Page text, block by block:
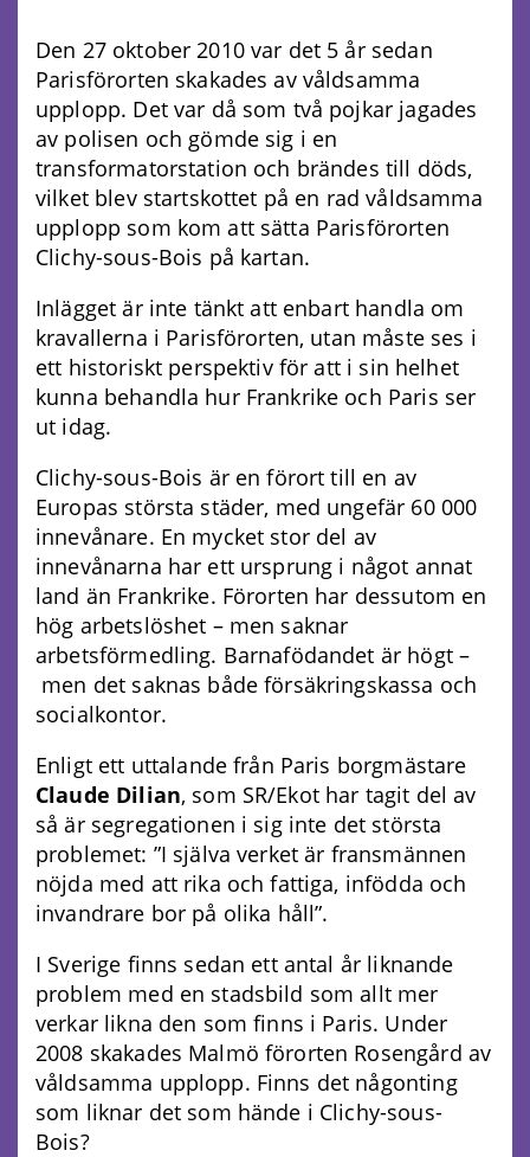
Den 27 oktober 2010 var det 5 år sedan
Parisförorten skakades av våldsamma
upplopp. Det var då som två pojkar jagades
av polisen och gömde sig i en
transformatorstation och brändes till döds,
vilket blev startskottet på en rad våldsamma
upplopp som kom att sätta Parisförorten
Clichy-sous-Bois på kartan.
Inlägget är inte tänkt att enbart handla om
kravallerna i Parisförorten, utan måste ses i
ett historiskt perspektiv för att i sin helhet
kunna behandla hur Frankrike och Paris ser
ut idag.
Clichy-sous-Bois är en förort till en av
Europas största städer, med ungefär 60 000
innevånare. En mycket stor del av
innevånarna har ett ursprung i något annat
land än Frankrike. Förorten har dessutom en
hög arbetslöshet – men saknar
arbetsförmedling. Barnafödandet är högt –
men det saknas både försäkringskassa och
socialkontor.
Enligt ett uttalande från Paris borgmästare
Claude Dilian, som SR/Ekot har tagit del av
så är segregationen i sig inte det största
problemet: ”I själva verket är fransmännen
nöjda med att rika och fattiga, infödda och
invandrare bor på olika håll”.
I Sverige finns sedan ett antal år liknande
problem med en stadsbild som allt mer
verkar likna den som finns i Paris. Under
2008 skakades Malmö förorten Rosengård av
våldsamma upplopp. Finns det någonting
som liknar det som hände i Clichy-sous-
Bois?